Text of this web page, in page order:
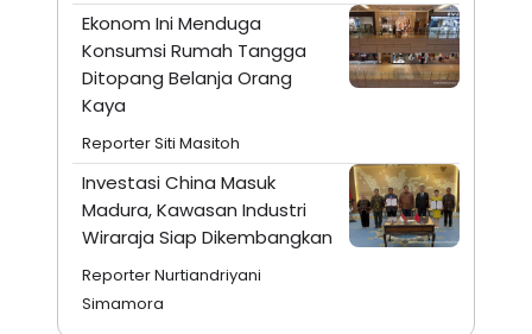
Ekonom Ini Menduga
Konsumsi Rumah Tangga
Ditopang Belanja Orang
Kaya
Reporter Siti Masitoh
Investasi China Masuk
Madura, Kawasan Industri
Wiraraja Siap Dikembangkan
Reporter Nurtiandriyani
Simamora